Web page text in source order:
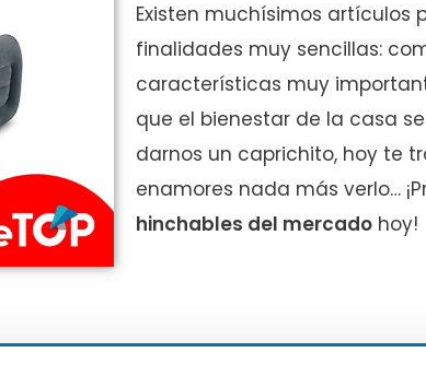
Existen muchísimos artículos
finalidades muy sencillas:
características muy
que el bienestar de la casa
darnos un caprichito, hoy te
enamores nada más verlo…
hinchables del mercado hoy!